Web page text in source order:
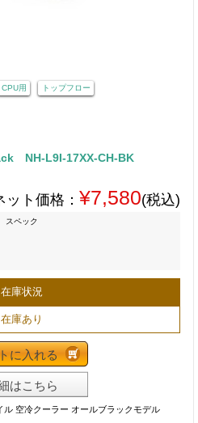
CPU用 トップフロー
NH-L9I-17XX-CH-BK
ット価格： ¥7,580(税込)
スペック
在庫状況
在庫あり
に入れる
はこちら
空冷クーラー オールブラックモデル